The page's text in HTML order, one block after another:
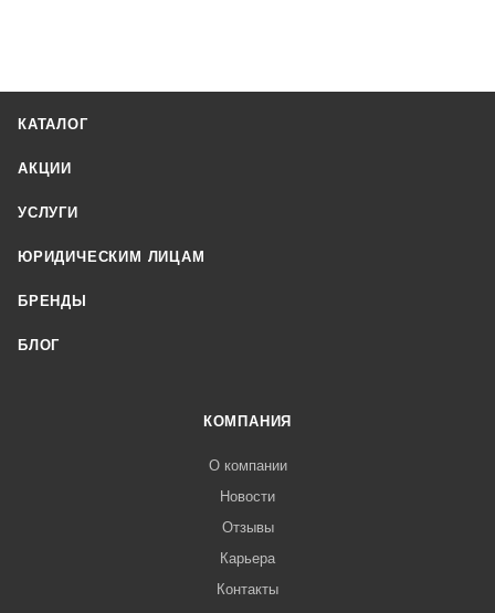
КАТАЛОГ
АКЦИИ
УСЛУГИ
ЮРИДИЧЕСКИМ ЛИЦАМ
БРЕНДЫ
БЛОГ
КОМПАНИЯ
О компании
Новости
Отзывы
Карьера
Контакты